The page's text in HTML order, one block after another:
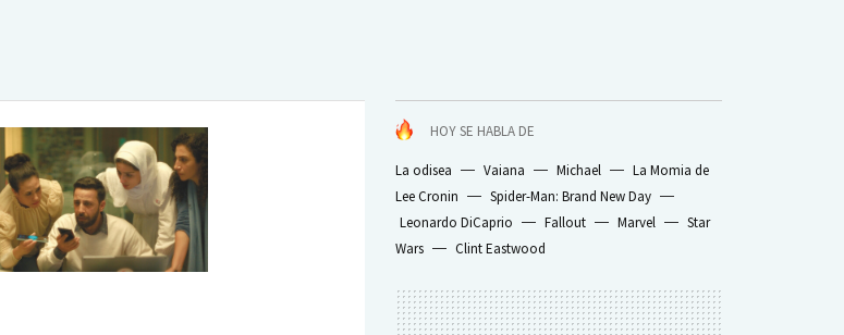
HOY SE HABLA DE
La odisea Vaiana Michael
La Momia de
Lee Cronin
Spider-Man: Brand New Day
Leonardo DiCaprio
Fallout Marvel
Star
Wars
Clint Eastwood